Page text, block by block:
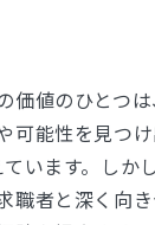
価値のひとつ
可能性を見つ
います。しか
職者と深く向